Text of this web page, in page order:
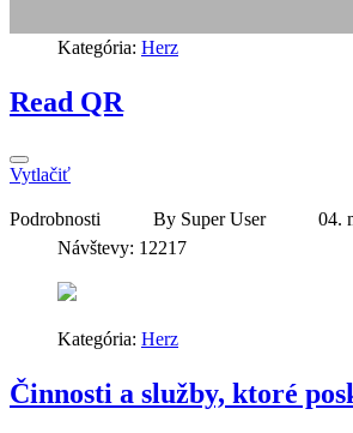
Kategória: Herz
Read QR
Vytlačiť
Podrobnosti By Super User
04.
Návštevy: 12217
Kategória: Herz
Činnosti a služby, ktoré